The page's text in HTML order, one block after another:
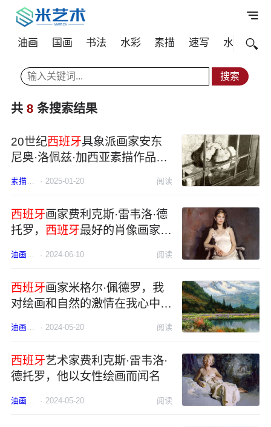
油画 国画 书法 水彩 素描 速写 水粉
共 8 条搜索结果
20世纪西班牙具象派画家安东
尼奥·洛佩兹·加西亚素描作品欣
素描西班牙
· 2025-01-20 阅读
西班牙画家费利克斯·雷韦洛·德
托罗， 西班牙最好的肖像画家之
西班牙 肖像
· 2024-06-10 阅读
西班牙画家米格尔·佩德罗，我
对绘画和自然的激情在我心中混
油画西班牙
· 2024-05-20 阅读
西班牙艺术家费利克斯·雷韦洛·
德托罗，他以女性绘画而闻名
西班牙
· 2024-05-20 阅读